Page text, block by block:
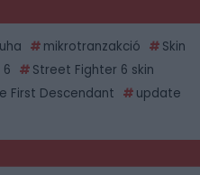
mikrotranzakció
Skin
Street Fighter 6 skin
First Descendant
update